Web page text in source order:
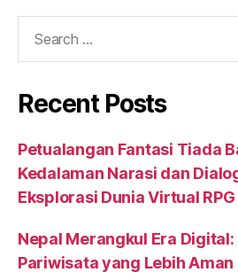
Recent Posts
Petualangan Fantasi Tiada
Kedalaman Narasi dan
Eksplorasi Dunia Virtual RPG
Nepal Merangkul Era
Pariwisata yang Lebih